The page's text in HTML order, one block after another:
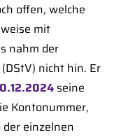
offen, welche
mit
nahm der
nicht hin. Er
seine
Kontonummer,
einzelnen